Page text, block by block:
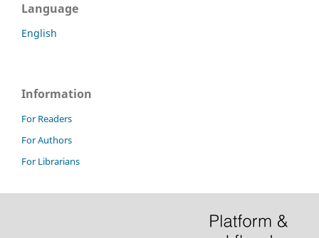
Language
English
Information
For Readers
For Authors
For Librarians